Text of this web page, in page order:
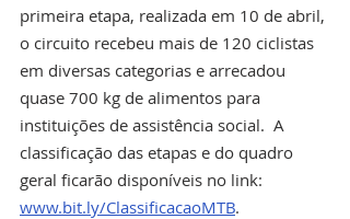
primeira etapa, realizada em 10 de abril,
o circuito recebeu mais de 120 ciclistas
em diversas categorias e arrecadou
quase 700 kg de alimentos para
instituições de assistência social.  A
classificação das etapas e do quadro
geral ficarão disponíveis no link:
www.bit.ly/ClassificacaoMTB.